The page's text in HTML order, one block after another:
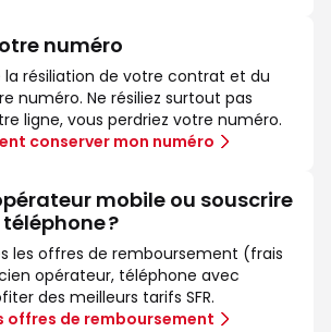
numéro
la résiliation de votre contrat et du
numéro. Ne résiliez surtout pas
ligne, vous perdriez votre numéro.
conserver mon numéro
mobile ou souscrire
?
les offres de remboursement (frais
opérateur, téléphone avec
des meilleurs tarifs SFR.
offres de remboursement